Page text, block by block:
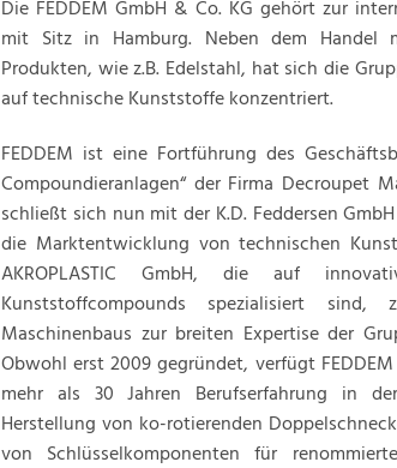
Die FEDDEM GmbH & Co. KG gehört zur
mit Sitz in Hamburg. Neben dem Handel
Produkten, wie z.B. Edelstahl, hat sich die
auf technische Kunststoffe konzentriert.
FEDDEM ist eine Fortführung des
Compoundieranlagen“ der Firma Decroupet
schließt sich nun mit der K.D. Feddersen
die Marktentwicklung von technischen
AKROPLASTIC GmbH, die auf
Kunststoffcompounds spezialisiert
Maschinenbaus zur breiten Expertise der
Obwohl erst 2009 gegründet, verfügt
mehr als 30 Jahren Berufserfahrung in
Herstellung von ko-rotierenden
von Schlüsselkomponenten für